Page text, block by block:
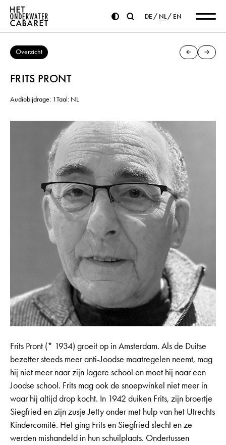
DE NL EN
Overzicht
FRITS PRONT
Audiobijdrage: 1Taal: NL
Frits Pront (* 1934) groeit op in Amsterdam. Als de Duitse
bezetter steeds meer anti-Joodse maatregelen neemt, mag
hij niet meer naar zijn lagere school en moet hij naar een
Joodse school. Frits mag ook de snoepwinkel niet meer in
waar hij altijd drop kocht. In 1942 duiken Frits, zijn broertje
Siegfried en zijn zusje Jetty onder met hulp van het Utrechts
Kindercomité. Het ging Frits en Siegfried slecht en ze
werden mishandeld in hun schuilplaats. Ondertussen